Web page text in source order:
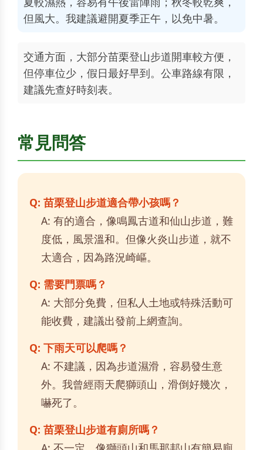
但風大。我建議避開夏季正午，以免中暑。
交通方面，大部分苗栗登山步道開車較方便，
但停車位少，假日最好早到。公車路線有限，
建議先查好時刻表。
常見問答
Q: 苗栗登山步道適合帶小孩嗎？
A: 有的適合，像鳴鳳古道和仙山步道，難
度低，風景溫和。但像火炎山步道，就不
太適合，因為路況崎嶇。
Q: 需要門票嗎？
A: 大部分免費，但私人土地或特殊活動可
能收費，建議出發前上網查詢。
Q: 下雨天可以爬嗎？
A: 不建議，因為步道濕滑，容易發生意
外。我曾經雨天爬獅頭山，滑倒好幾次，
嚇死了。
Q: 苗栗登山步道有廁所嗎？